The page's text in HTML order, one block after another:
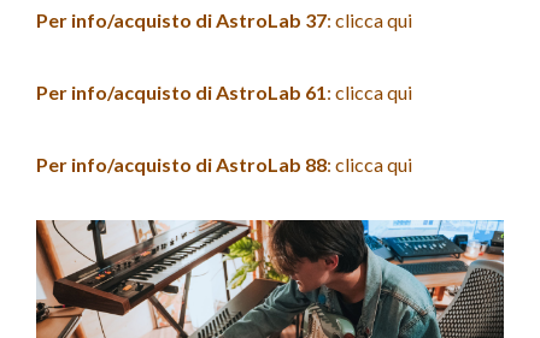
Per info/acquisto di AstroLab 37: clicca qui
Per info/acquisto di AstroLab 61: clicca qui
Per info/acquisto di AstroLab 88: clicca qui